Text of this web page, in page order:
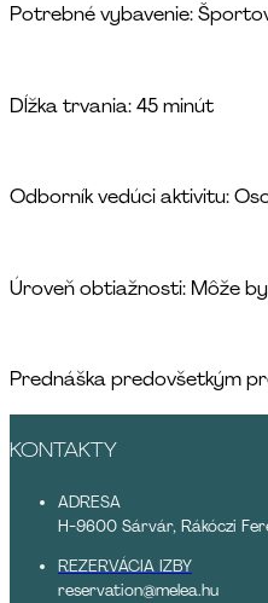
Potrebné vybavenie:
Dĺžka trvania: 45 minút
Odborník vedúci aktivitu:
Úroveň obtiažnosti: Môže
Prednáška predovšetkým
KONTAKTY
ADRESA
H-9600 Sárvár, Rákóczi
REZERVÁCIA IZBY
reservation@melea.hu